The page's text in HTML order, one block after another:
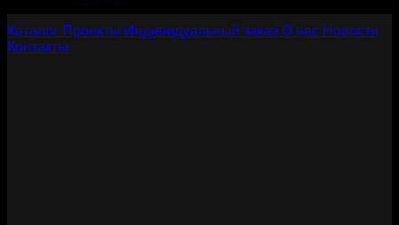
Каталог Проекты Индивидуальный заказ О нас Новости
Контакты